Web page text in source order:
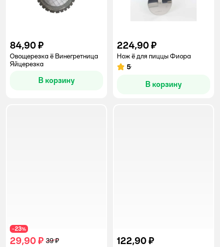
84,90 ₽
Овощерезка ё Винегретница
Яйцерезка
В корзину
224,90 ₽
Нож ё для пиццы Фиора
Рейтинг:
5
В корзину
−23%
29,90 ₽ 39 ₽
122,90 ₽